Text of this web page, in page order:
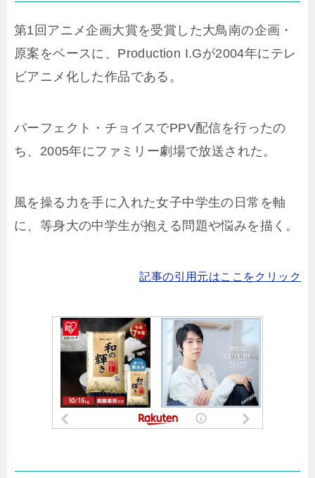
第1回アニメ企画大賞を受賞した大鳥南の企画・
原案をベースに、Production I.Gが2004年にテレ
ビアニメ化した作品である。
パーフェクト・チョイスでPPV配信を行ったの
ち、2005年にファミリー劇場で放送された。
風を操る力を手に入れた女子中学生の日常を軸
に、等身大の中学生が抱える問題や悩みを描く。
記事の引用元はここをクリック